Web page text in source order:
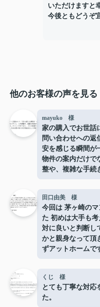
いただけますと
今後ともどうぞ
他のお客様の声を見る
mayuko 様
家の購入でお世話
問い合わせへの返
安を感じる瞬間が
物件の案内だけで
整や、複雑な手続
しっかり説明して
すが終始安心して
た。
本当にありがとう
田口由美 様
今回は 茅ヶ崎の
た 初めは大手も
対に良いと判断し
かと親身なって頂
ずアットホームで
良かったとしか思
い感じのとても良
相談し対応して頂
くじ 様
とても丁寧な対応
た。